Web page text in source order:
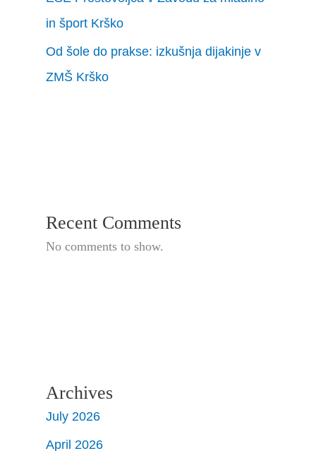
in šport Krško
Od šole do prakse: izkušnja dijakinje v
ZMŠ Krško
Recent Comments
No comments to show.
Archives
July 2026
April 2026